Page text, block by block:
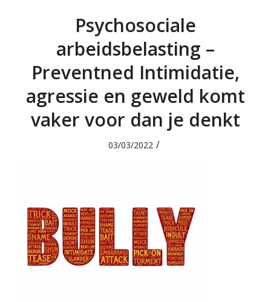
Psychosociale
arbeidsbelasting –
Preventned Intimidatie,
agressie en geweld komt
vaker voor dan je denkt
03/03/2022 /